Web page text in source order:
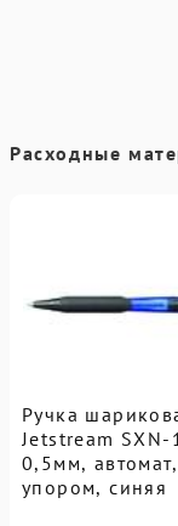
Расходные
Ручка
Jetstream
0,5мм,
упором, синяя